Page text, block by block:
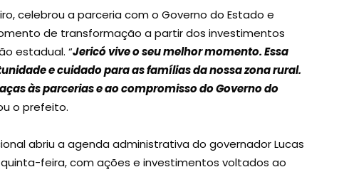
celebrou a parceria com o Governo do Estado e
de transformação a partir dos investimentos
estadual. “Jericó vive o seu melhor momento. Essa
e cuidado para as famílias da nossa zona rural.
às parcerias e ao compromisso do Governo do
o prefeito.
abriu a agenda administrativa do governador Lucas
feira, com ações e investimentos voltados ao